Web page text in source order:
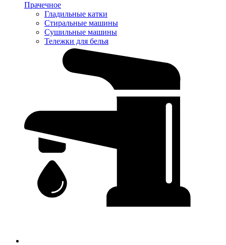
Прачечное
Гладильные катки
Стиральные машины
Сушильные машины
Тележки для белья